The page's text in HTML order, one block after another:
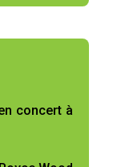
concert à